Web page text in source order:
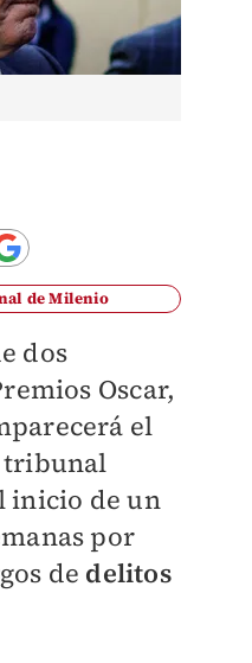
de Milenio
dos
Oscar,
el
tribunal
inicio de un
por
de delitos